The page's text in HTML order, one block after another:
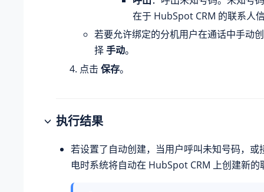
在于 HubSpot CRM 的联系人
若要允许绑定的分机用户在通话中手动
择手动。
点击 保存。
执行结果
若设置了自动创建，当用户呼叫未知号码，或
电时系统将自动在 HubSpot CRM 上创建新的